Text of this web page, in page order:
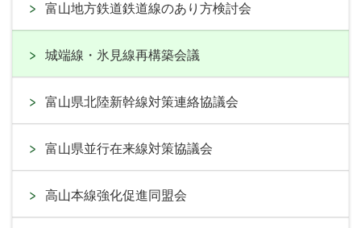
富山地方鉄道鉄道線のあり方検討会
城端線・氷見線再構築会議
富山県北陸新幹線対策連絡協議会
富山県並行在来線対策協議会
高山本線強化促進同盟会